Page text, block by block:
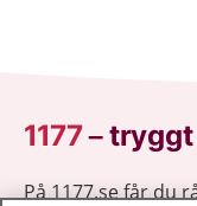
1177–tryggt
På 1177.se får du